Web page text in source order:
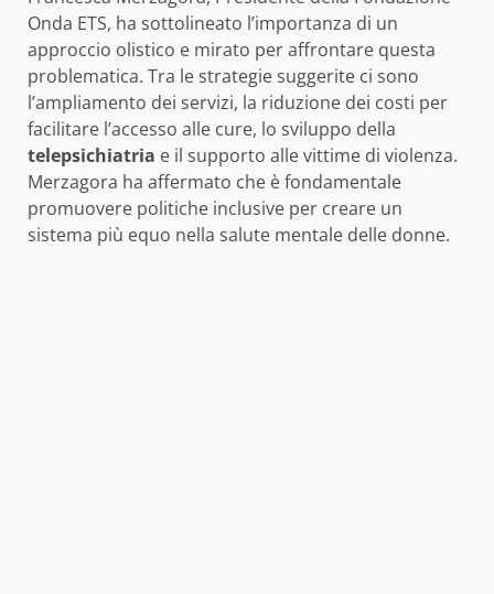
Onda ETS, ha sottolineato l’importanza di un
approccio olistico e mirato per affrontare questa
problematica. Tra le strategie suggerite ci sono
l’ampliamento dei servizi, la riduzione dei costi per
facilitare l’accesso alle cure, lo sviluppo della
telepsichiatria e il supporto alle vittime di violenza.
Merzagora ha affermato che è fondamentale
promuovere politiche inclusive per creare un
sistema più equo nella salute mentale delle donne.